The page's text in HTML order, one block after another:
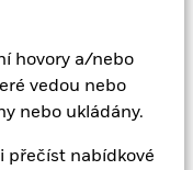
hovory a/nebo
vedou nebo
nebo ukládány.
přečíst nabídkové
připadajících na
v prospektu
každého